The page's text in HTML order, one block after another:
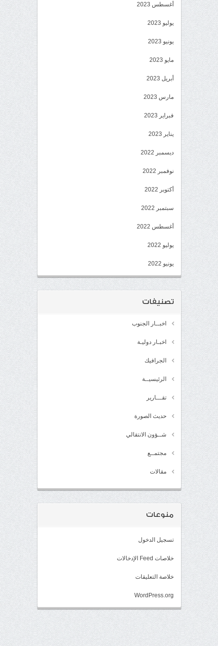
أغسطس 2023
يوليو 2023
يونيو 2023
مايو 2023
أبريل 2023
مارس 2023
فبراير 2023
يناير 2023
ديسمبر 2022
نوفمبر 2022
أكتوبر 2022
سبتمبر 2022
أغسطس 2022
يوليو 2022
يونيو 2022
تصنيفات
اخبــار الجنوب
اخبـار دوليـة
الجرافيك
الرئيسيــة
تقـــارير
حديث الصورة
شــؤون الانتقالي
مجتمــع
مقالات
منوعات
تسجيل الدخول
خلاصات Feed الإدخالات
خلاصة التعليقات
WordPress.org